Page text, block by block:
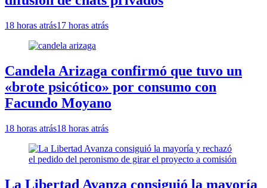
18 horas atrás17 horas atrás
Candela Arizaga confirmó que tuvo un
«brote psicótico» por consumo con
Facundo Moyano
18 horas atrás18 horas atrás
La Libertad Avanza consiguió la mayoría